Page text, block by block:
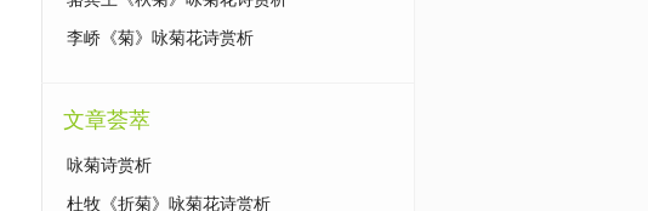
李峤《菊》咏菊花诗赏析
文章荟萃
咏菊诗赏析
杜牧《折菊》咏菊花诗赏析